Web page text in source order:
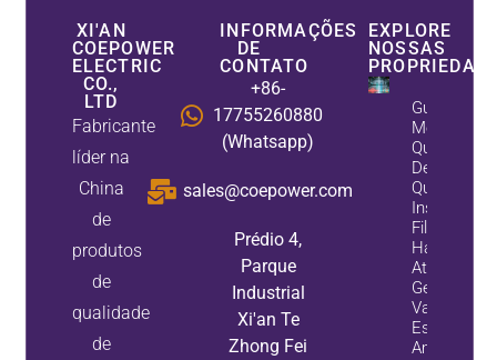
XI'AN
COEPOWER
ELECTRIC
CO.,
LTD
Fabricante
líder na
China
de
produtos
de
qualidade
de
INFORMAÇÕES
DE
CONTATO
+86-
17755260880
(Whatsapp)
sales@coepower.com
Prédio 4,
Parque
Industrial
Xi'an Te
Zhong Fei
EXPLORE
NOSSAS
Guia De
Melhoria Da
Qualidade
De Energia:
Quando
Instalar Um
Filtro
Harmônico
Ativo, Um
Gerador De
Var
Estático,
Ambos